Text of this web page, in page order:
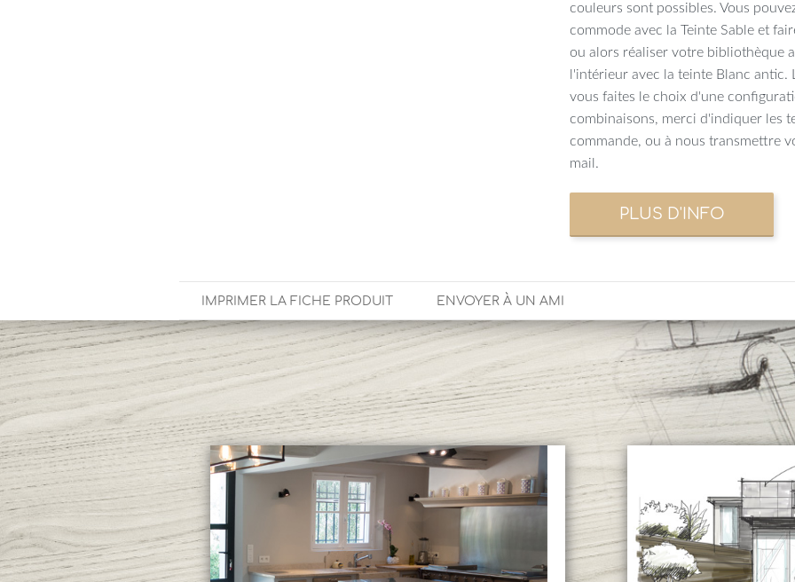
couleurs sont possibles. Vous
commode avec la Teinte Sable et
ou alors réaliser votre bibliothèque
l'intérieur avec la teinte Blanc antic.
vous faites le choix d'une
combinaisons, merci d'indiquer les
commande, ou à nous transmettre
mail.
IMPRIMER LA FICHE PRODUIT ENVOYER À UN AMI